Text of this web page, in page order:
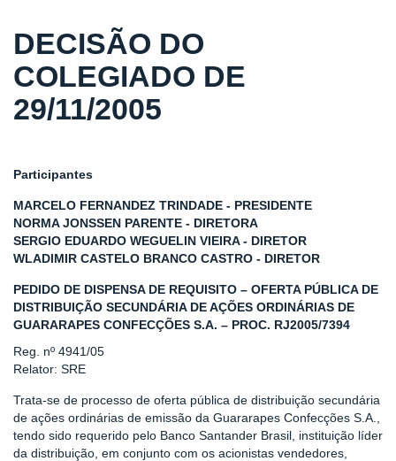
DECISÃO DO
COLEGIADO DE
29/11/2005
Participantes
MARCELO FERNANDEZ TRINDADE - PRESIDENTE
NORMA JONSSEN PARENTE - DIRETORA
SERGIO EDUARDO WEGUELIN VIEIRA - DIRETOR
WLADIMIR CASTELO BRANCO CASTRO - DIRETOR
PEDIDO DE DISPENSA DE REQUISITO – OFERTA PÚBLICA DE
DISTRIBUIÇÃO SECUNDÁRIA DE AÇÕES ORDINÁRIAS DE
GUARARAPES CONFECÇÕES S.A. – PROC. RJ2005/7394
Reg. nº 4941/05
Relator: SRE
Trata-se de processo de oferta pública de distribuição secundária
de ações ordinárias de emissão da Guararapes Confecções S.A.,
tendo sido requerido pelo Banco Santander Brasil, instituição líder
da distribuição, em conjunto com os acionistas vendedores,